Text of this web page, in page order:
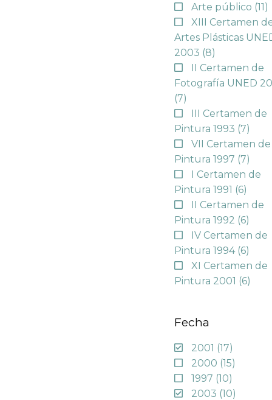
Arte público (11)
XIII Certamen
Artes Plásticas
2003 (8)
II Certamen de
Fotografía UNED
(7)
III Certamen de
Pintura 1993 (7)
VII Certamen de
Pintura 1997 (7)
I Certamen de
Pintura 1991 (6)
II Certamen de
Pintura 1992 (6)
IV Certamen de
Pintura 1994 (6)
XI Certamen de
Pintura 2001 (6)
Fecha
2001 (17)
2000 (15)
1997 (10)
2003 (10)